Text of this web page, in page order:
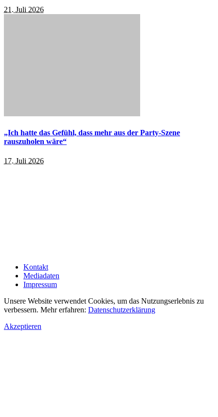
21. Juli 2026
„Ich hatte das Gefühl, dass mehr aus der Party-Szene
rauszuholen wäre“
17. Juli 2026
Kontakt
Mediadaten
Impressum
Unsere Website verwendet Cookies, um das Nutzungserlebnis zu
verbessern. Mehr erfahren: Datenschutzerklärung
Akzeptieren